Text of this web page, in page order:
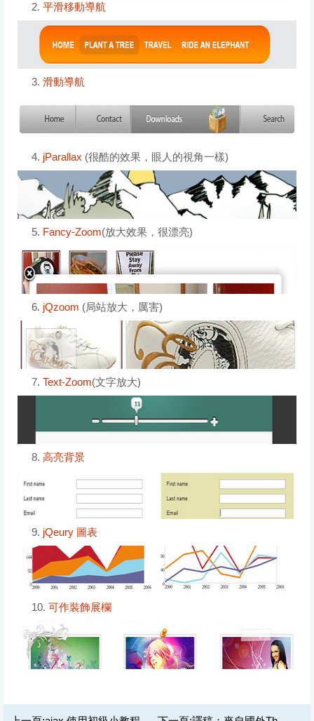
2. 平滑移動導航
3. 滑動導航
4. jParallax (很酷的效果，眼人的視角一樣)
5. Fancy-Zoom(放大效果，很漂亮)
6. jQzoom (局站放大，厲害)
7. Text-Zoom(文字放大)
8. 高亮背景
9. jQeury 圖表
10. 可作裝飾展欄